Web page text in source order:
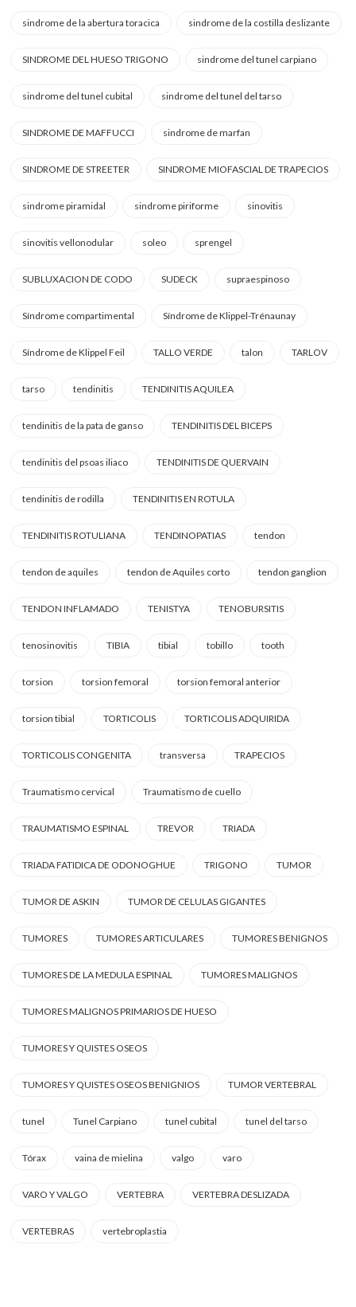
sindrome de la abertura toracica sindrome de la costilla deslizante
SINDROME DEL HUESO TRIGONO sindrome del tunel carpiano
sindrome del tunel cubital sindrome del tunel del tarso
SINDROME DE MAFFUCCI sindrome de marfan
SINDROME DE STREETER SINDROME MIOFASCIAL DE TRAPECIOS
sindrome piramidal sindrome piriforme sinovitis
sinovitis vellonodular soleo sprengel
SUBLUXACION DE CODO SUDECK supraespinoso
Síndrome compartimental Síndrome de Klippel-Trénaunay
Síndrome de Klippel Feil TALLO VERDE talon TARLOV
tarso tendinitis TENDINITIS AQUILEA
tendinitis de la pata de ganso TENDINITIS DEL BICEPS
tendinitis del psoas iliaco TENDINITIS DE QUERVAIN
tendinitis de rodilla TENDINITIS EN ROTULA
TENDINITIS ROTULIANA TENDINOPATIAS tendon
tendon de aquiles tendon de Aquiles corto tendon ganglion
TENDON INFLAMADO TENISTYA TENOBURSITIS
tenosinovitis TIBIA tibial tobillo tooth
torsion torsion femoral torsion femoral anterior
torsion tibial TORTICOLIS TORTICOLIS ADQUIRIDA
TORTICOLIS CONGENITA transversa TRAPECIOS
Traumatismo cervical Traumatismo de cuello
TRAUMATISMO ESPINAL TREVOR TRIADA
TRIADA FATIDICA DE ODONOGHUE TRIGONO TUMOR
TUMOR DE ASKIN TUMOR DE CELULAS GIGANTES
TUMORES TUMORES ARTICULARES TUMORES BENIGNOS
TUMORES DE LA MEDULA ESPINAL TUMORES MALIGNOS
TUMORES MALIGNOS PRIMARIOS DE HUESO
TUMORES Y QUISTES OSEOS
TUMORES Y QUISTES OSEOS BENIGNIOS TUMOR VERTEBRAL
tunel Tunel Carpiano tunel cubital tunel del tarso
Tórax vaina de mielina valgo varo
VARO Y VALGO VERTEBRA VERTEBRA DESLIZADA
VERTEBRAS vertebroplastia